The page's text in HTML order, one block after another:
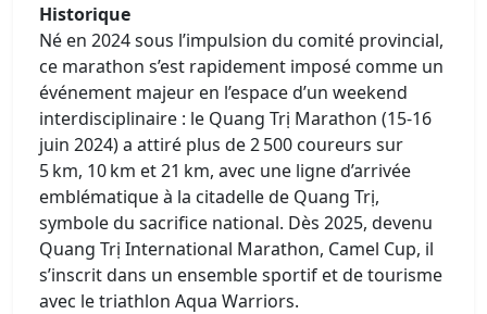
Historique
Né en 2024 sous l’impulsion du comité provincial,
ce marathon s’est rapidement imposé comme un
événement majeur en l’espace d’un weekend
interdisciplinaire : le Quang Trị Marathon (15‑16
juin 2024) a attiré plus de 2 500 coureurs sur
5 km, 10 km et 21 km, avec une ligne d’arrivée
emblématique à la citadelle de Quang Trị,
symbole du sacrifice national. Dès 2025, devenu
Quang Trị International Marathon, Camel Cup, il
s’inscrit dans un ensemble sportif et de tourisme
avec le triathlon Aqua Warriors.